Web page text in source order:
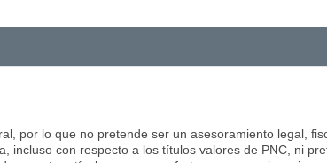
por lo que no pretende ser un asesoramiento legal,
incluso con respecto a los títulos valores de PNC, ni